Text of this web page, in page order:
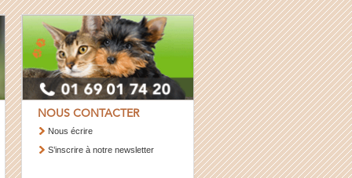
NOUS CONTACTER
Nous écrire
S’inscrire à notre newsletter